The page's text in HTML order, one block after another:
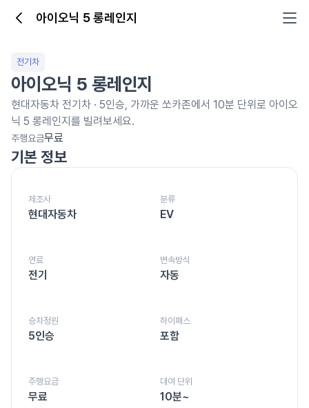
아이오닉 5 롱레인지
전기차
아이오닉 5 롱레인지
아이오닉 5 롱레인지
현대자동차 전기차 · 5인승, 가까운 쏘카존에서 10분 단위로 아이오
닉 5 롱레인지를 빌려보세요.
주행요금무료
기본 정보
제조사
현대자동차
분류
EV
연료
전기
변속방식
자동
승차정원
5인승
하이패스
포함
주행요금
무료
대여 단위
10분~